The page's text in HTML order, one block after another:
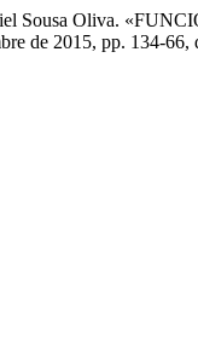
Sousa Oliva.
de 2015, pp. 134-